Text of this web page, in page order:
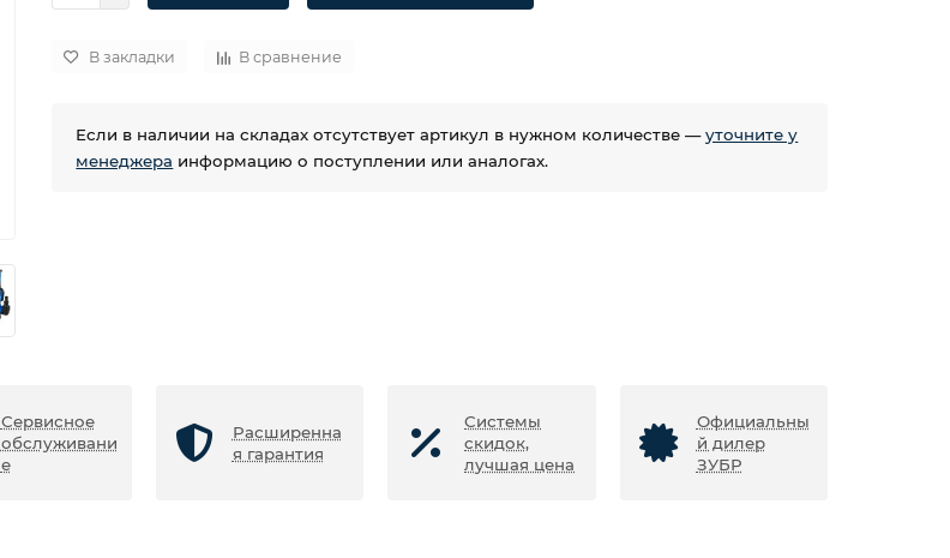
В закладки В сравнение
Если в наличии на складах отсутствует артикул в нужном количестве —уточните у
менеджера информацию о поступлении или аналогах.
Сервисное
обслуживани
е
Расширенна
я гарантия
Системы
скидок,
лучшая цена
Официальны
й дилер
ЗУБР